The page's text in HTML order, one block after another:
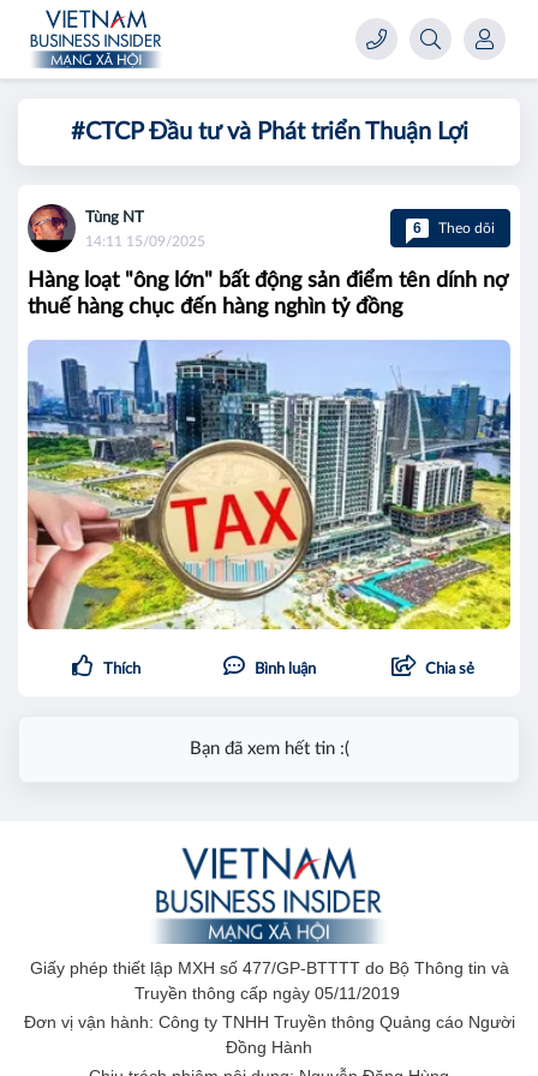
#CTCP Đầu tư và Phát triển Thuận Lợi
Tùng NT
14:11 15/09/2025
6 Theo dõi
Hàng loạt "ông lớn" bất động sản điểm tên dính nợ
thuế hàng chục đến hàng nghìn tỷ đồng
Thích Bình luận Chia sẻ
Bạn đã xem hết tin :(
Giấy phép thiết lập MXH số 477/GP-BTTTT do Bộ Thông tin và
Truyền thông cấp ngày 05/11/2019
Đơn vị vận hành: Công ty TNHH Truyền thông Quảng cáo Người
Đồng Hành